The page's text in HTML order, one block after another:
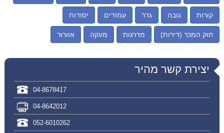
קורות גובה גדר עמודים יסודות
חוק המכר (דירות) מדרגות מעקה אוורור
יצירת קשר מהיר
04-8678417
04-8642012
052-6010262